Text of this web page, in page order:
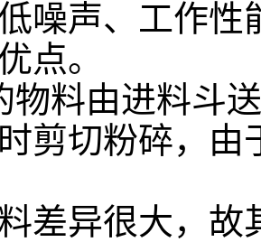
噪声、工作性
点。
物料由进料斗
剪切粉碎，
差异很大，故